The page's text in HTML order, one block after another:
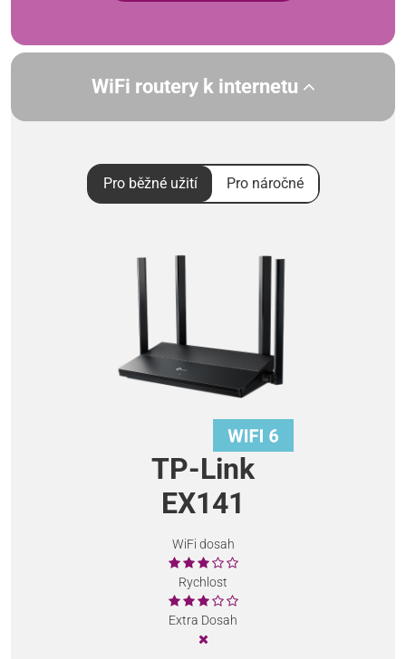
WiFi routery k internetu
Pro běžné užití Pro náročné
TP-Link
EX141
WiFi dosah
Rychlost
Extra Dosah